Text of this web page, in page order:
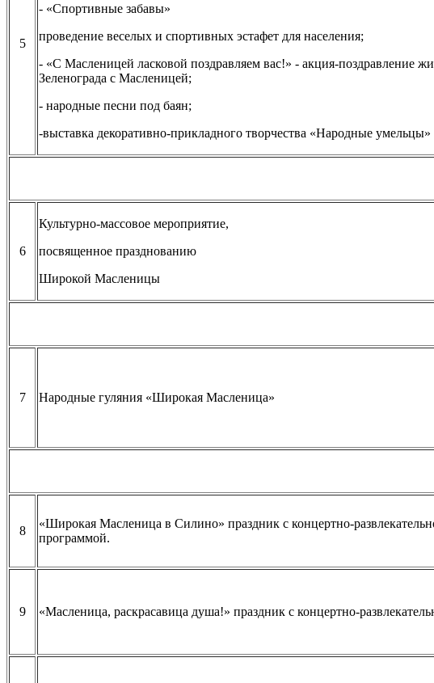
5
- «Спортивные забавы»
проведение веселых и спортивных эстафет для населения;
- «С Масленицей ласковой поздравляем вас!» - акция-поздравление
Зеленограда с Масленицей;
- народные песни под баян;
-выставка декоративно-прикладного творчества «Народные умельцы»
6
Культурно-массовое мероприятие,
посвященное празднованию
Широкой Масленицы
7 Народные гуляния «Широкая Масленица»
8
«Широкая Масленица в Силино» праздник с концертно-
программой.
9 «Масленица, раскрасавица душа!» праздник с концертно-